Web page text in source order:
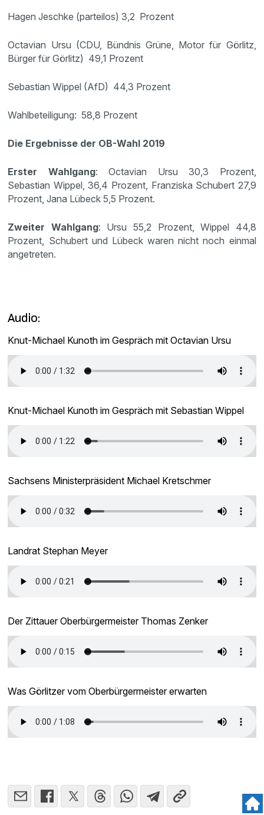
Hagen Jeschke (parteilos) 3,2 Prozent
Octavian Ursu (CDU, Bündnis Grüne, Motor für Görlitz,
Bürger für Görlitz) 49,1 Prozent
Sebastian Wippel (AfD) 44,3 Prozent
Wahlbeteiligung: 58,8 Prozent
Die Ergebnisse der OB-Wahl 2019
Erster Wahlgang: Octavian Ursu 30,3 Prozent,
Sebastian Wippel, 36,4 Prozent, Franziska Schubert 27,9
Prozent, Jana Lübeck 5,5 Prozent.
Zweiter Wahlgang: Ursu 55,2 Prozent, Wippel 44,8
Prozent, Schubert und Lübeck waren nicht noch einmal
angetreten.
Audio:
Knut-Michael Kunoth im Gespräch mit Octavian Ursu
Knut-Michael Kunoth im Gespräch mit Sebastian Wippel
Sachsens Ministerpräsident Michael Kretschmer
Landrat Stephan Meyer
Der Zittauer Oberbürgermeister Thomas Zenker
Was Görlitzer vom Oberbürgermeister erwarten